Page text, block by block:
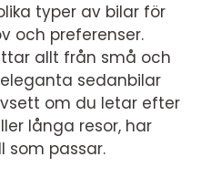
typer av bilar för
och preferenser.
allt från små och
sedanbilar
om du letar efter
långa resor, har
som passar.